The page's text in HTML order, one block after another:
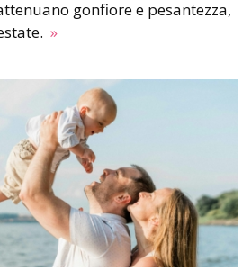
gonfiore e pesantezza,
»